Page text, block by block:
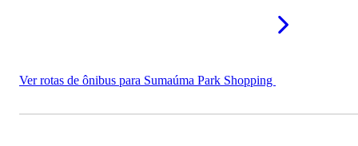
Ver rotas de ônibus para Sumaúma Park Shopping